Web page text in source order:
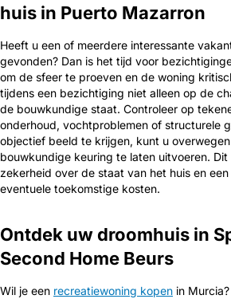
huis in Puerto Mazarron
Heeft u een of meerdere interessante
gevonden? Dan is het tijd voor
om de sfeer te proeven en de woning
tijdens een bezichtiging niet alleen op de
de bouwkundige staat. Controleer op
onderhoud, vochtproblemen of structurele
objectief beeld te krijgen, kunt u
bouwkundige keuring te laten uitvoeren.
zekerheid over de staat van het huis en
eventuele toekomstige kosten.
Ontdek uw droomhuis in
Second Home Beurs
Wil je een recreatiewoning kopen in